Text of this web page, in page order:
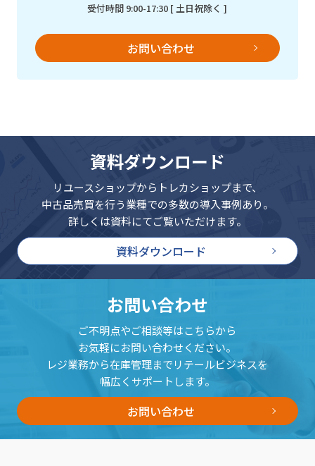
受付時間 9:00-17:30 [ 土日祝除く ]
お問い合わせ
資料ダウンロード
リユースショップからトレカショップまで、
中古品売買を行う業種での多数の導入事例あり。
詳しくは資料にてご覧いただけます。
資料ダウンロード
お問い合わせ
ご不明点やご相談等はこちらから
お気軽にお問い合わせください。
レジ業務から在庫管理までリテールビジネスを
幅広くサポートします。
お問い合わせ